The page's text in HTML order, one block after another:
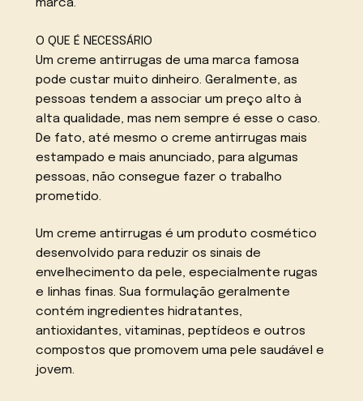
marca.
O QUE É NECESSÁRIO
Um creme antirrugas de uma marca famosa
pode custar muito dinheiro. Geralmente, as
pessoas tendem a associar um preço alto à
alta qualidade, mas nem sempre é esse o caso.
De fato, até mesmo o creme antirrugas mais
estampado e mais anunciado, para algumas
pessoas, não consegue fazer o trabalho
prometido.
Um creme antirrugas é um produto cosmético
desenvolvido para reduzir os sinais de
envelhecimento da pele, especialmente rugas
e linhas finas. Sua formulação geralmente
contém ingredientes hidratantes,
antioxidantes, vitaminas, peptídeos e outros
compostos que promovem uma pele saudável e
jovem.